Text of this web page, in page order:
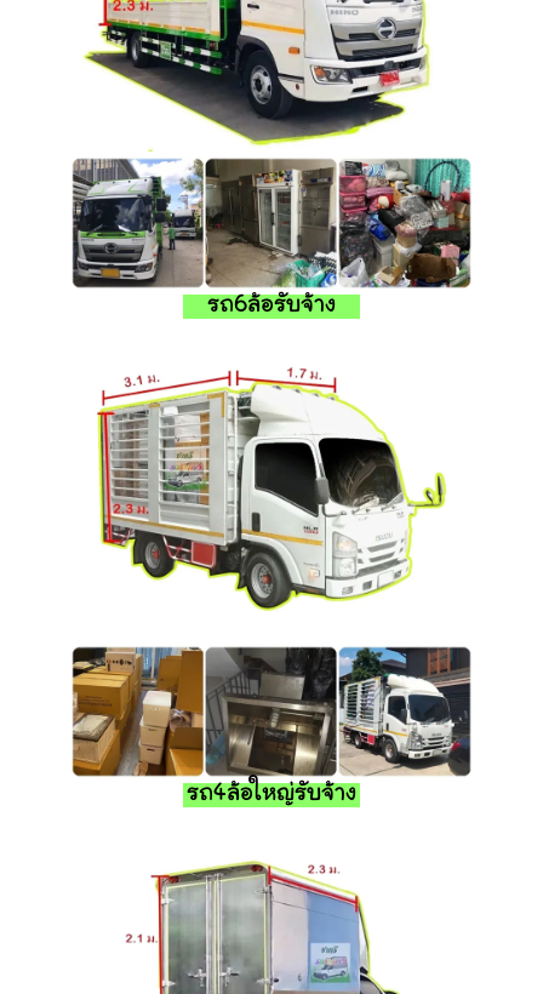
รถ6ล้อรับจ้าง
รถ4ล้อใหญ่รับจ้าง